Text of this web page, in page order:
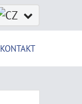
KONTAKT